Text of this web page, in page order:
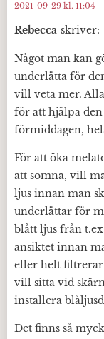
Rebecca skriver:
2021-09-29 kl. 11:04
Något man kan
underlätta för
vill veta mer.
för att hjälpa
förmiddagen,
För att öka
att somna, vill
ljus innan man
underlättar för
blått ljus från
ansiktet innan
eller helt
vill sitta vid
installera
Det finns så